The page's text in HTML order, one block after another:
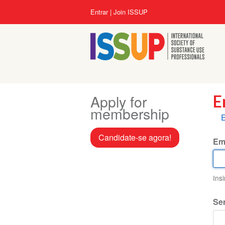
Menu
da
conta
do
usuário
Entrar Join ISSUP
Apply for
membership
Candidate-se agora!